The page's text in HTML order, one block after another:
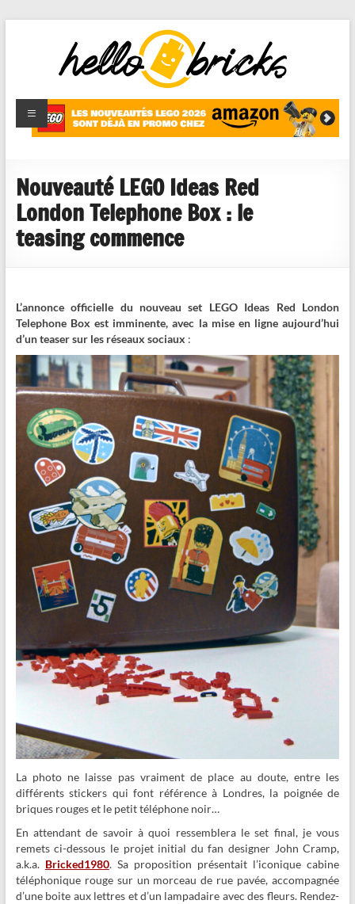
HelloBricks
Blog LEGO,
nouveaut�s
reviews
Nouveauté LEGO Ideas Red
London Telephone Box : le
teasing commence
L’annonce officielle du nouveau set LEGO Ideas Red London
Telephone Box est imminente, avec la mise en ligne aujourd’hui
d’un teaser sur les réseaux sociaux :
La photo ne laisse pas vraiment de place au doute, entre les
différents stickers qui font référence à Londres, la poignée de
briques rouges et le petit téléphone noir…
En attendant de savoir à quoi ressemblera le set final, je vous
remets ci-dessous le projet initial du fan designer John Cramp,
a.k.a. Bricked1980. Sa proposition présentait l’iconique cabine
téléphonique rouge sur un morceau de rue pavée, accompagnée
d’une boite aux lettres et d’un lampadaire avec des fleurs. Rendez-